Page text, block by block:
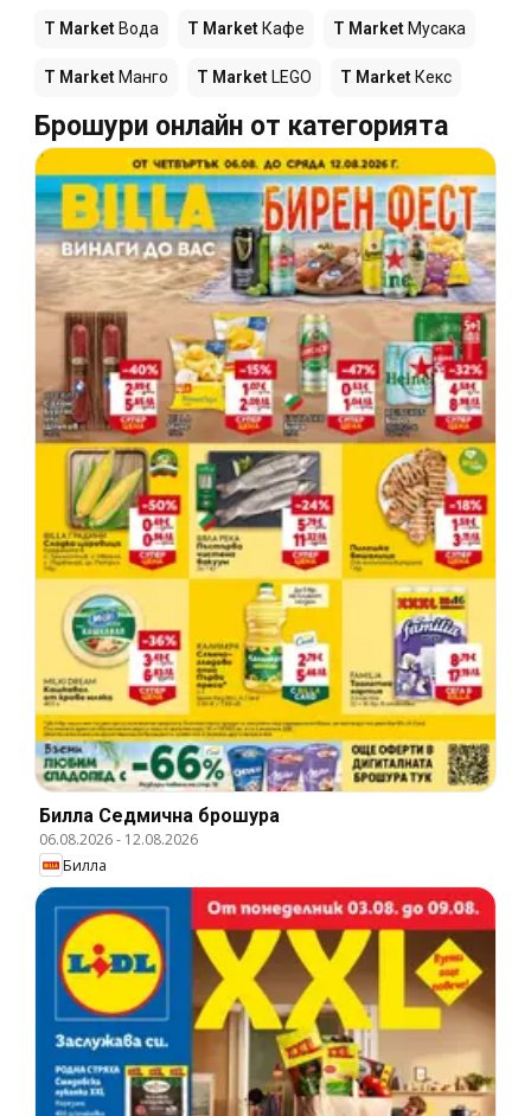
T Market Вода T Market Кафе T Market Мусака
T Market Манго T Market LEGO T Market Кекс
Брошури онлайн от категорията
Билла Cедмична брошура
06.08.2026- 12.08.2026
Билла